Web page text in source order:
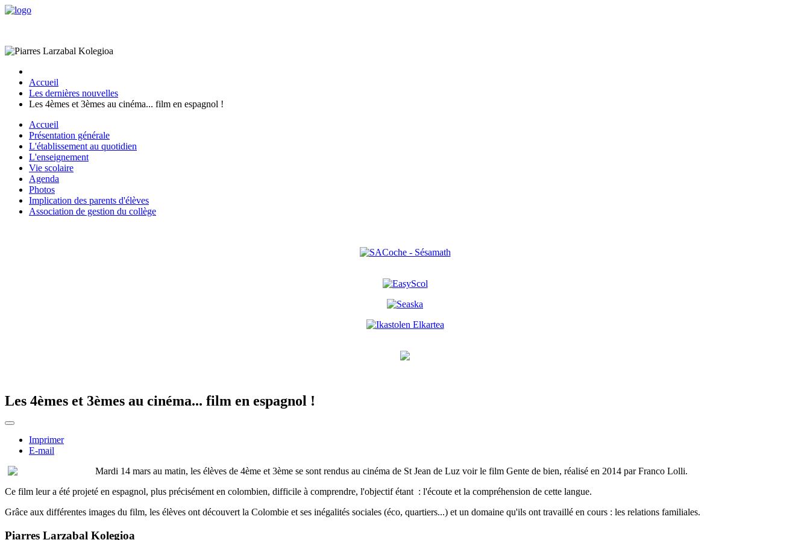
Accueil
Les dernières nouvelles
Les 4èmes et 3èmes au cinéma... film en espagnol !
Accueil
Présentation générale
L'établissement au quotidien
L'enseignement
Vie scolaire
Agenda
Photos
Implication des parents d'élèves
Association de gestion du collège
Les 4èmes et 3èmes au cinéma... film en espagnol !
Imprimer
E-mail
Mardi 14 mars au matin, les élèves de 4ème et 3ème se sont rendus au cinéma de St Jean de Luz voir le film Gente de bien, réalisé en 2014 par Franco Lolli.
Ce film leur a été projeté en espagnol, plus précisément en colombien, difficile à comprendre, l'objectif étant : l'écoute et la compréhension de cette langue.
Grâce aux différentes images du film, les élèves ont découvert la Colombie et ses inégalités sociales (éco, quartiers...) et un domaine qu'ils ont travaillé en cours : les relations familiales.
Piarres Larzabal Kolegioa